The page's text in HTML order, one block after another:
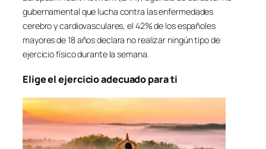
gubernamental que lucha contra las enfermedades
cerebro y cardiovasculares, el 42% de los españoles
mayores de 18 años declara no realizar ningún tipo de
ejercicio físico durante la semana.
Elige el ejercicio adecuado para ti